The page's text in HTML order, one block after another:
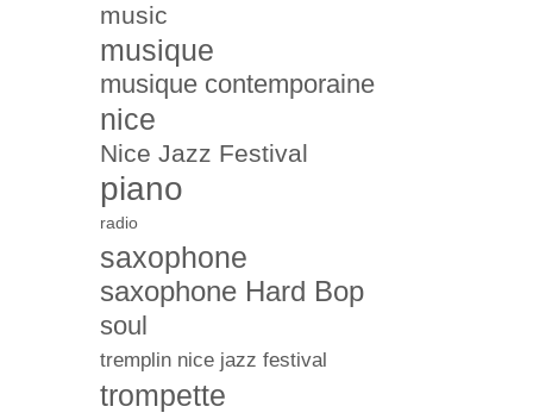
music
musique
musique contemporaine
nice
Nice Jazz Festival
piano
radio
saxophone
saxophone Hard Bop
soul
tremplin nice jazz festival
trompette